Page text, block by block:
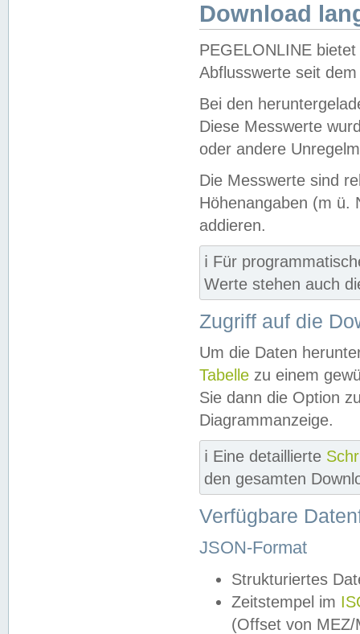
Download
PEGELONLINE
Abflusswerte seit
Bei den
Diese Messwerte
oder andere
Die Messwerte sind
Höhenangaben (m ü.
addieren.
ℹ️ Für
Werte stehen auch
Zugriff auf die
Um die Daten
Tabelle zu einem
Sie dann die Option
Diagrammanzeige.
ℹ️ Eine detaillierte
den gesamten
Verfügbare
JSON-Format
Strukturiertes
Zeitstempel im
(Offset von MEZ/